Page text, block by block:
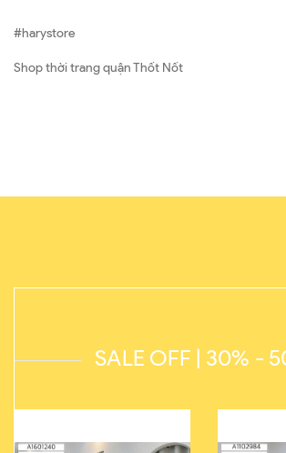
#harystore
Shop thời trang quận Thốt Nốt
SALE OFF | 30% -